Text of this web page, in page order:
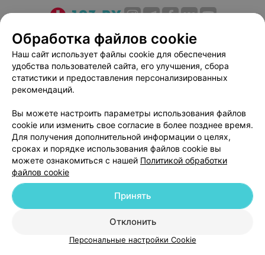
О проекте Новости проекта
Размещение рекламы
Медицинский маркетинг
Публичный договор
Пользовательское соглашение
Способы оплаты
Вакансии
Партнеры
Написать в поддержку
Персональные настройки cookie
Обработка персональных данных
г. Минск, улица Толбухина, 2, пом. 16 | help@103.by
Обработка файлов cookie
Наш сайт использует файлы cookie для обеспечения
удобства пользователей сайта, его улучшения, сбора
статистики и предоставления персонализированных
рекомендаций.
Вы можете настроить параметры использования файлов
cookie или изменить свое согласие в более позднее время.
Для получения дополнительной информации о целях,
сроках и порядке использования файлов cookie вы
можете ознакомиться с нашей Политикой обработки
файлов cookie
Отклонить
Принять
Персональные настройки Cookie